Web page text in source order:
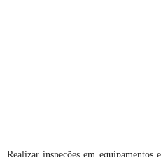
Realizar inspeções em equipamentos